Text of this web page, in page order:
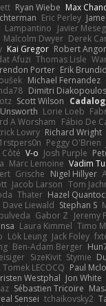
Ryan Wiebe Max
Eric Perley
Lampantino Javier
Malcolm Dwyer Derek
Kai Gregor Robert
Afuzi Thomas Lisle
Porter Erik
Michael Fernandez
Dimitri Diakopoulos
Scott Wilson
Lorie Loeb
A Worsham Fábio De
Lowry Richard Wright
Peggy O'Brien
V-o Josh Purple
Marc Lemoine Vadim
Grische Nigel Hillyer
Jacob Larson Tom
Thater Hazel
Dave Liewald Stephan S
Gabor Z Jeremy
Laura Kimmel Timo
Lök Leung Jack Foley
Ben-Adam Berger
SizeKivit Stymie
Tomek LECOCQ Paul
Westphal Jon White
Sébastien Tricoire
Sensei tchaikovsky2